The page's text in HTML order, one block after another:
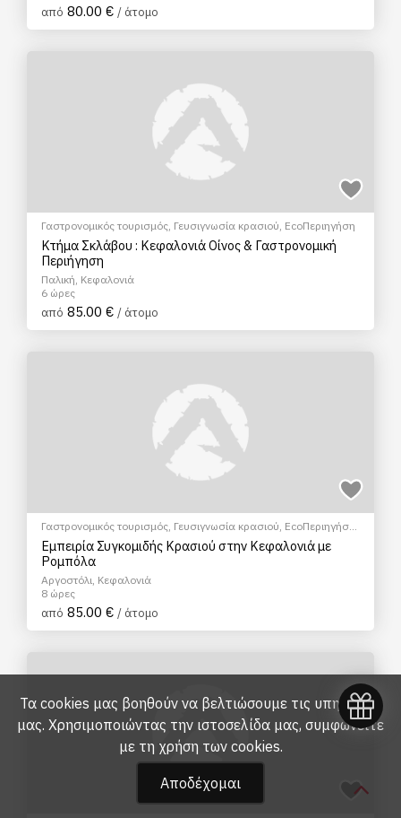
από 80.00 € / άτομο
Γαστρονομικός τουρισμός, Γευσιγνωσία κρασιού, EcoΠεριηγήση
Κτήμα Σκλάβου : Κεφαλονιά Οίνος & Γαστρονομική
Περιήγηση
Παλική, Κεφαλονιά
6 ώρες
από 85.00 € / άτομο
Γαστρονομικός τουρισμός, Γευσιγνωσία κρασιού, EcoΠεριηγήση,
Ξεναγήσεις/Αξιοθέατα, Πολιτιστικά - Πολιτισμικά
Εμπειρία Συγκομιδής Κρασιού στην Κεφαλονιά με
Ρομπόλα
Αργοστόλι, Κεφαλονιά
8 ώρες
από 85.00 € / άτομο
Τα cookies μας βοηθούν να βελτιώσουμε τις υπηρεσίες
μας. Χρησιμοποιώντας την ιστοσελίδα μας, συμφωνείτε
με τη χρήση των cookies.
Αποδέχομαι